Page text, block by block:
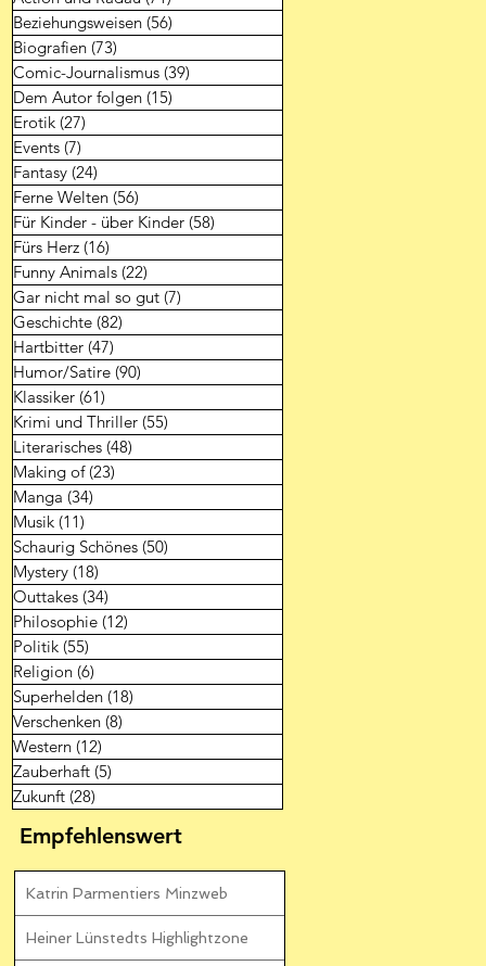
Beziehungsweisen (56)
Biografien (73)
Comic-Journalismus (39)
Dem Autor folgen (15)
Erotik (27)
Events (7)
Fantasy (24)
Ferne Welten (56)
Für Kinder - über Kinder (58)
Fürs Herz (16)
Funny Animals (22)
Gar nicht mal so gut (7)
Geschichte (82)
Hartbitter (47)
Humor/Satire (90)
Klassiker (61)
Krimi und Thriller (55)
Literarisches (48)
Making of (23)
Manga (34)
Musik (11)
Schaurig Schönes (50)
Mystery (18)
Outtakes (34)
Philosophie (12)
Politik (55)
Religion (6)
Superhelden (18)
Verschenken (8)
Western (12)
Zauberhaft (5)
Zukunft (28)
Empfehlenswert
Katrin Parmentiers Minzweb
Heiner Lünstedts Highlightzone